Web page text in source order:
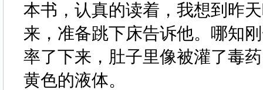
本书，认真的读着，我想到昨
来，准备跳下床告诉他。哪知
率了下来，肚子里像被灌了毒
黄色的液体。